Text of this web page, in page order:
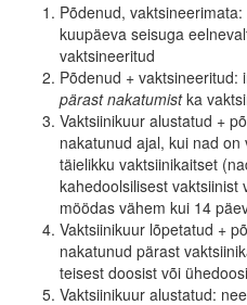
Põdenud,
kuupäeva seisuga
vaktsineeritud
Põdenud + vaktsineeritud:
pärast nakatumistka
Vaktsiinikuur alustatud +
nakatunud ajal, kui nad
täielikku vaktsiinikaitset
kahedoolsilisest vaktsiinist
möödas vähem kui 14
Vaktsiinikuur lõpetatud +
nakatunud pärast
teisest doosist või
Vaktsiinikuur alustatud: